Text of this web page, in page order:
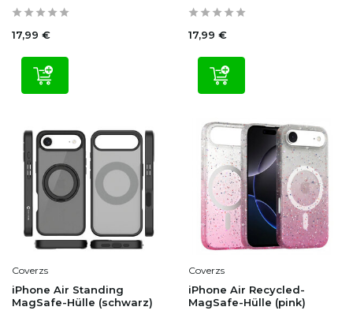
17,99 € 17,99 €
Coverzs
iPhone Air Standing
MagSafe-Hülle (schwarz)
Coverzs
iPhone Air Recycled-
MagSafe-Hülle (pink)